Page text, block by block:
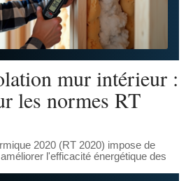
mur intérieur :
les normes RT
2020 (RT 2020) impose de
l'efficacité énergétique des